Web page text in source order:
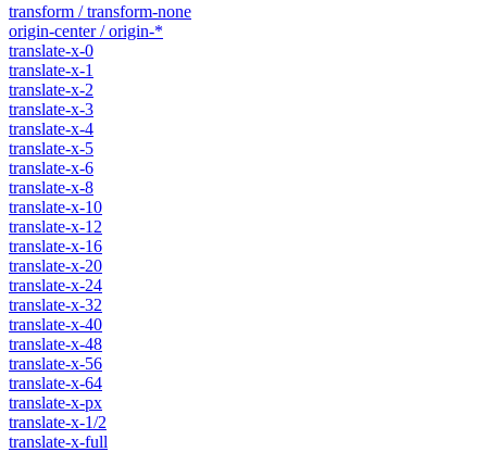
transform / transform-none
origin-center / origin-*
translate-x-0
translate-x-1
translate-x-2
translate-x-3
translate-x-4
translate-x-5
translate-x-6
translate-x-8
translate-x-10
translate-x-12
translate-x-16
translate-x-20
translate-x-24
translate-x-32
translate-x-40
translate-x-48
translate-x-56
translate-x-64
translate-x-px
translate-x-1/2
translate-x-full